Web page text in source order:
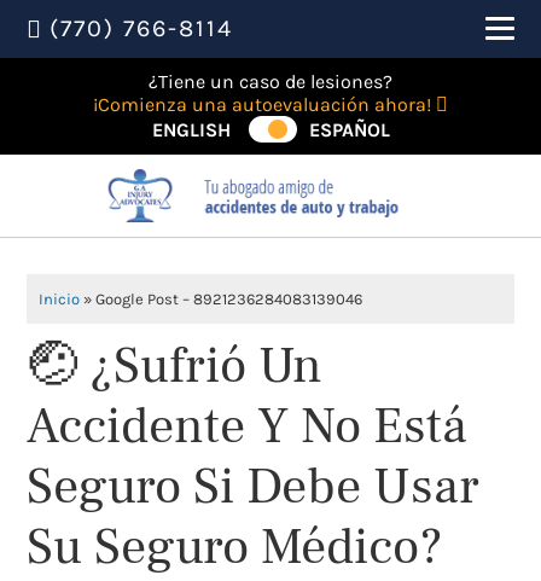
(770) 766-8114
¿Tiene un caso de lesiones?
¡Comienza una autoevaluación ahora!
ENGLISH
ESPAÑOL
Inicio »Google Post – 8921236284083139046
🤕 ¿Sufrió Un
Accidente Y No Está
Seguro Si Debe Usar
Su Seguro Médico?